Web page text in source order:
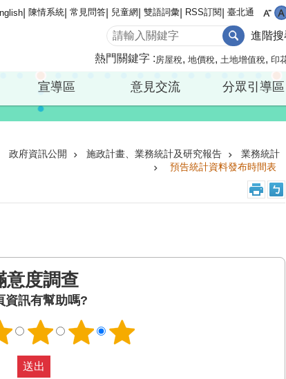
陳情系統 常見問答 兒童網 雙語詞彙 RSS訂閱 臺北通
進階搜
熱門關鍵字
房屋稅 地價稅 土地增值稅 印
宣導區 意見交流 分眾引導區
政府資訊公開 施政計畫、業務統計及研究報告
業務統計
預告統計資料發布時間表
意度調查
資訊有幫助嗎?